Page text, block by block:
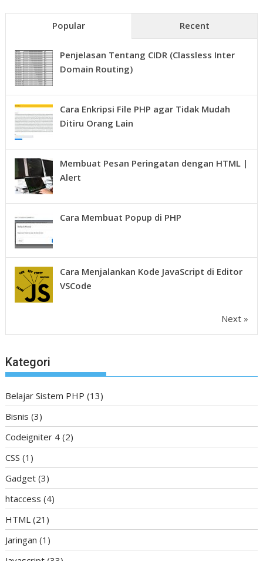
Popular Recent
Penjelasan Tentang CIDR (Classless Inter
Domain Routing)
Cara Enkripsi File PHP agar Tidak Mudah
Ditiru Orang Lain
Membuat Pesan Peringatan dengan HTML |
Alert
Cara Membuat Popup di PHP
Cara Menjalankan Kode JavaScript di Editor
VSCode
Next »
Kategori
Belajar Sistem PHP (13)
Bisnis (3)
Codeigniter 4 (2)
CSS (1)
Gadget (3)
htaccess (4)
HTML (21)
Jaringan (1)